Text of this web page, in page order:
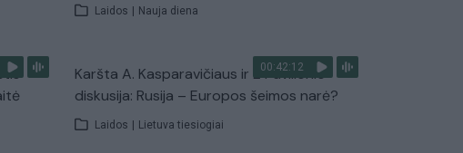
Laidos | Nauja diena
00:42:12
Karšta A. Kasparavičiaus ir Ž Pavilionio
diskusija: Rusija – Europos šeimos narė?
Laidos | Lietuva tiesiogiai